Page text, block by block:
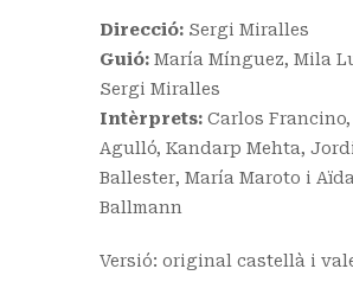
Direcció: Sergi Miralles
Guió: María Mínguez, Mila
Sergi Miralles
Intèrprets: Carlos Francino,
Agulló, Kandarp Mehta,
Ballester, María Maroto i
Ballmann
Versió: original castellà i